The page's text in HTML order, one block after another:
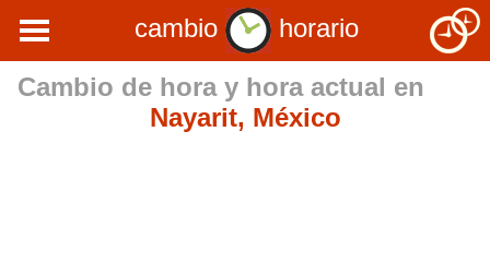
cambio
horario
Cambio de hora y hora actual en
Nayarit, México